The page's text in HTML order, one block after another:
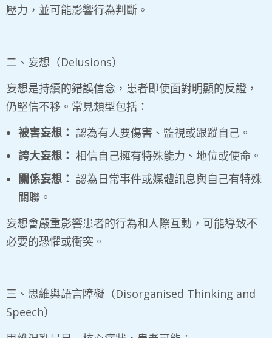
壓力，並可能影響行為判斷。
二、妄想（Delusions）
妄想是持續的錯誤信念，患者即使面對明顯的反證，
仍堅信不移。常見類型包括：
被害妄想： 認為有人要傷害、監視或跟蹤自己。
誇大妄想： 相信自己擁有特殊能力、地位或使命。
關係妄想： 認為日常事件或媒體訊息與自己有特殊
關聯。
妄想會嚴重影響患者的行為和人際互動，可能導致不
必要的恐懼或衝突。
三、思維與語言障礙（Disorganised Thinking and
Speech）